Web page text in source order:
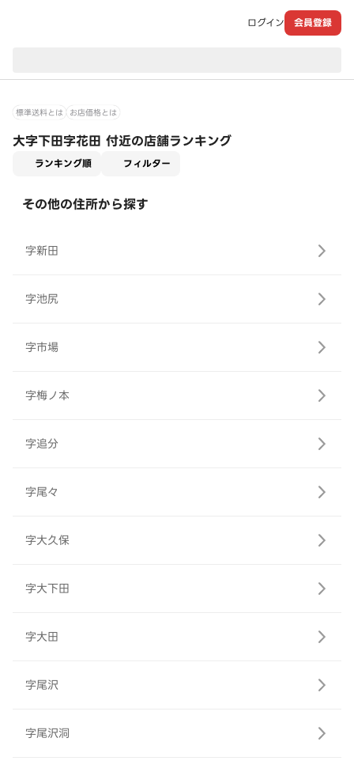
ログイン 会員登録
標準送料とは お店価格とは
大字下田字花田 付近の店舗ランキング
ランキング順 フィルター
その他の住所から探す
字新田
字池尻
字市場
字梅ノ本
字追分
字尾々
字大久保
字大下田
字大田
字尾沢
字尾沢洞